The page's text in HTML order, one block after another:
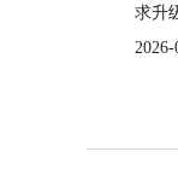
求升
2026-